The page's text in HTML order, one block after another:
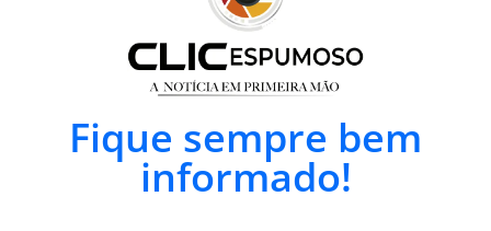
Fique sempre bem
informado!